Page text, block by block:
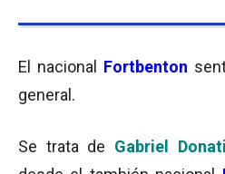
El nacional Fortbenton
general.
Se trata de Gabriel Donati